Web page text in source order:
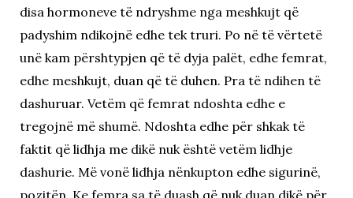
disa hormoneve të ndryshme nga meshkujt që
padyshim ndikojnë edhe tek truri. Po në të vërtetë
unë kam përshtypjen që të dyja palët, edhe femrat,
edhe meshkujt, duan që të duhen. Pra të ndihen të
dashuruar. Vetëm që femrat ndoshta edhe e
tregojnë më shumë. Ndoshta edhe për shkak të
faktit që lidhja me dikë nuk është vetëm lidhje
dashurie. Më vonë lidhja nënkupton edhe sigurinë,
pozitën. Ke femra sa të duash që nuk duan dikë për